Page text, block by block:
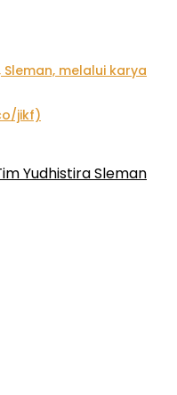
Yudhistira Sleman